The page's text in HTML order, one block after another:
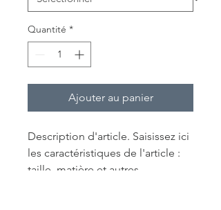
Quantité *
Ajouter au panier
Description d'article. Saisissez ici
les caractéristiques de l'article :
taille, matière et autres